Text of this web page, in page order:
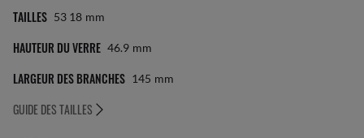
TAILLES 53 18 Mm
HAUTEUR DU VERRE 46.9 Mm
LARGEUR DES BRANCHES 145 Mm
GUIDE DES TAILLES